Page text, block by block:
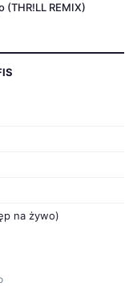
(THR!LL REMIX)
na żywo)